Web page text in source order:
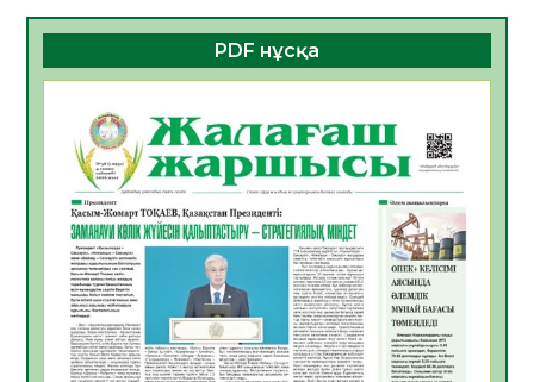
06.08.2026
45 0
ҚҰРЫЛТАЙ САЙЛАУЫ – БОЛАШАҚҚА
БАСТАР ЖАУАПТЫ ТАҢДАУ
06.08.2026
Инфекциялық ауруларға қарсы иммундау
жұмыстарының тиімділігі
06.08.2026
49
Көкжөтел ауруы туралы
06.08.2026
46
АПВ вакцинасы туралы мәлімет
PDF нұсқа